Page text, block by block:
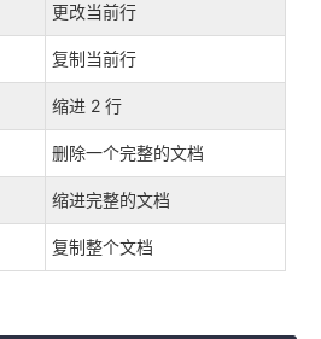
更改当前行
复制当前行
缩进 2 行
删除一个完整的文档
缩进完整的文档
复制整个文档